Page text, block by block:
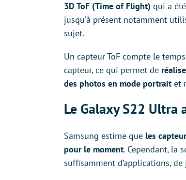
3D ToF (Time of Flight) qui a
jusqu’à présent notamment
sujet.
Un capteur ToF compte le
capteur, ce qui permet de
des photos en mode portrait et
Le Galaxy S22 Ultra
Samsung estime que les
pour le moment. Cependant, la
suffisamment d’applications,